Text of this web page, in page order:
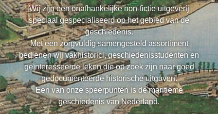
Wij zijn een onafhankelijke non-fictie uitgeverij
speciaal gespecialiseerd op het gebied van de
geschiedenis.
Met een zorgvuldig samengesteld assortiment
bedienen wij vakhistorici, geschiedenisstudenten en
geïnteresseerde leken die op zoek zijn naar goed
gedocumenteerde historische uitgaven.
Een van onze speerpunten is de maritieme
geschiedenis van Nederland.